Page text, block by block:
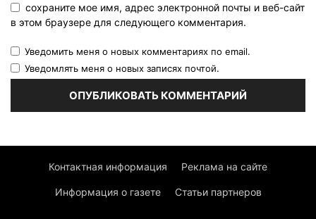
сохраните мое имя, адрес электронной почты и веб-сайт
в этом браузере для следующего комментария.
Уведомить меня о новых комментариях по email.
Уведомлять меня о новых записях почтой.
Контактная информация Реклама на сайте
Информация о газете Статьи партнеров